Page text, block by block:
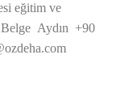
eğitim ve
Belge Aydın +90